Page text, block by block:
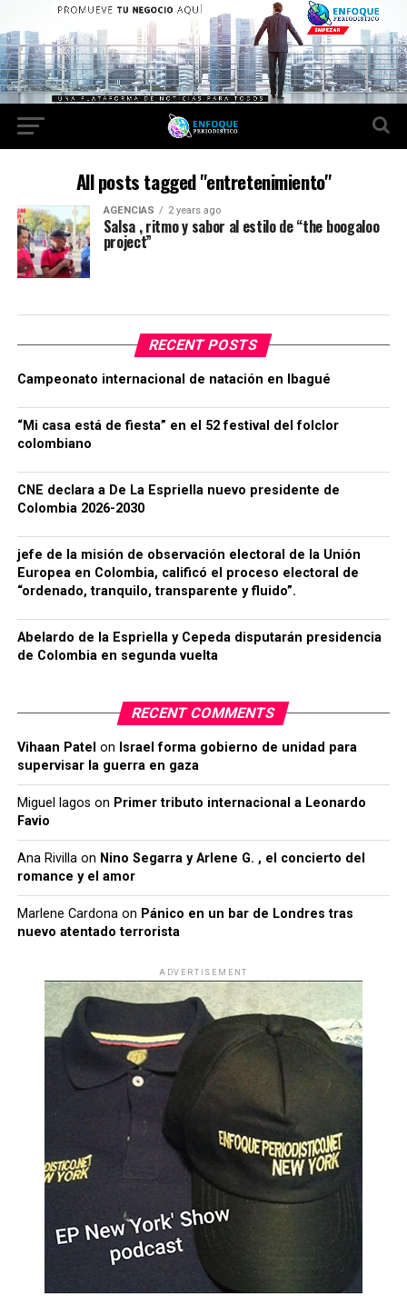
All posts tagged "entretenimiento"
AGENCIAS 2 years ago
Salsa , ritmo y sabor al estilo de “the boogaloo
project”
RECENT POSTS
Campeonato internacional de natación en Ibagué
“Mi casa está de fiesta” en el 52 festival del folclor
colombiano
CNE declara a De La Espriella nuevo presidente de
Colombia 2026-2030
jefe de la misión de observación electoral de la Unión
Europea en Colombia, calificó el proceso electoral de
“ordenado, tranquilo, transparente y fluido”.
Abelardo de la Espriella y Cepeda disputarán presidencia
de Colombia en segunda vuelta
RECENT COMMENTS
Vihaan Patel on Israel forma gobierno de unidad para
supervisar la guerra en gaza
Miguel lagos on Primer tributo internacional a Leonardo
Favio
Ana Rivillaon Nino Segarra y Arlene G. , el concierto del
romance y el amor
Marlene Cardonaon Pánico en un bar de Londres tras
nuevo atentado terrorista
ADVERTISEMENT